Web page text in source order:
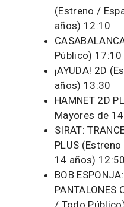
(Estreno /
años) 12:10
Público) 17:10
¡AYUDA! 2D
años) 13:30
HAMNET 2D
Mayores de
SIRAT:
PLUS
14 años) 12:50
BOB
PANTALONES
/ Todo